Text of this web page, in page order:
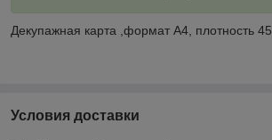
Декупажная карта ,формат А4, плотность
Условия доставки